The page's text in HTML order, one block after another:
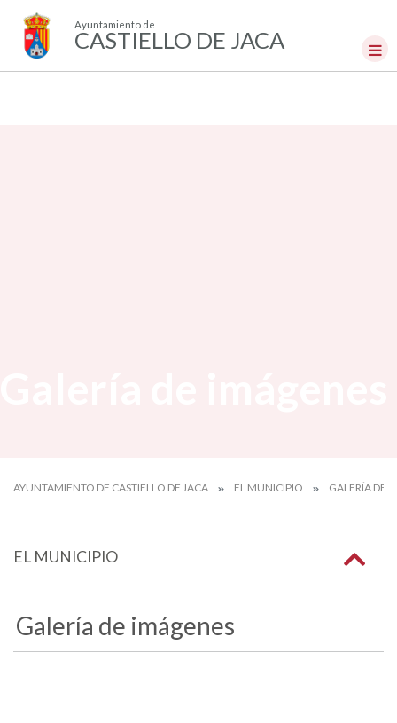
Ayuntamiento de
CASTIELLO DE JACA
AYUNTAMIENTO DE CASTIELLO DE JACA EL MUNICIPIO GALERÍA DE
EL MUNICIPIO
Galería de imágenes